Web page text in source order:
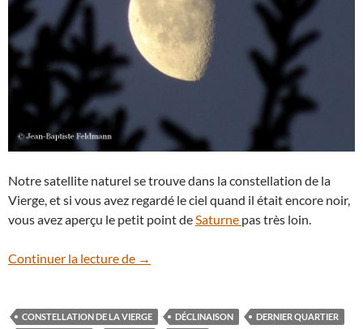
Notre satellite naturel se trouve dans la constellation de la
Vierge, et si vous avez regardé le ciel quand il était encore noir,
vous avez aperçu le petit point deSaturne pas très loin.
Continuer la lecture de La Lune gibbeuse se glisse entre les
→
CONSTELLATION DE LA VIERGE DÉCLINAISON
DERNIER QUARTIER